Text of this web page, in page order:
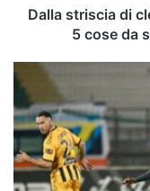
sapere
su
Avellino-
Modena
Dalla striscia di
5 cose da
Avellino,
l’esperienza
nei
playoff:
i
9
biancoverdi